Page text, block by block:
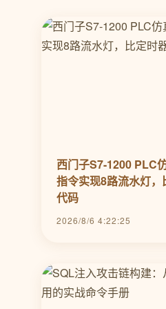
西门子S7-1200 PLC
指令实现8路流水灯
代码
2026/8/6 4:22:25